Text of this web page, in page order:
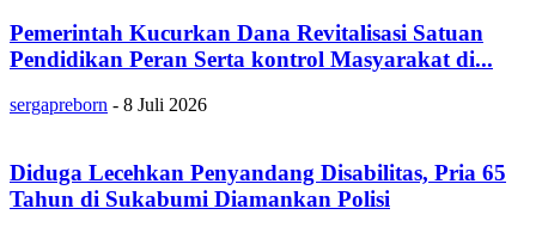
Pemerintah Kucurkan Dana Revitalisasi Satuan
Pendidikan Peran Serta kontrol Masyarakat di...
sergapreborn - 8 Juli 2026
Diduga Lecehkan Penyandang Disabilitas, Pria 65
Tahun di Sukabumi Diamankan Polisi